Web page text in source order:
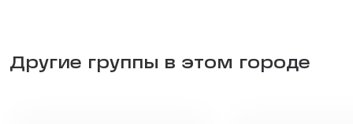
Другие группы в этом городе